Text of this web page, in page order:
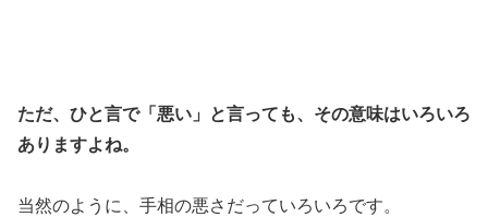
ただ、ひと言で「悪い」と言っても、その意味はいろいろ
ありますよね。
当然のように、手相の悪さだっていろいろです。